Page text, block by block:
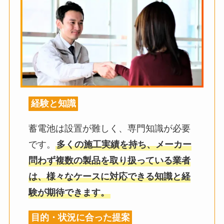
経験と知識
蓄電池は設置が難しく、専門知識が必要
です。多くの施工実績を持ち、メーカー
問わず複数の製品を取り扱っている業者
は、様々なケースに対応できる知識と経
験が期待できます。
目的・状況に合った提案